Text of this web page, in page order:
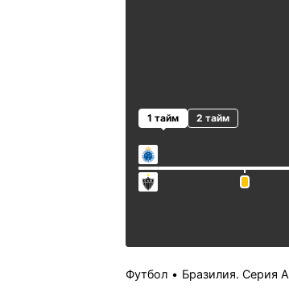
1 тайм 2 тайм
Футбол Бразилия. Серия А